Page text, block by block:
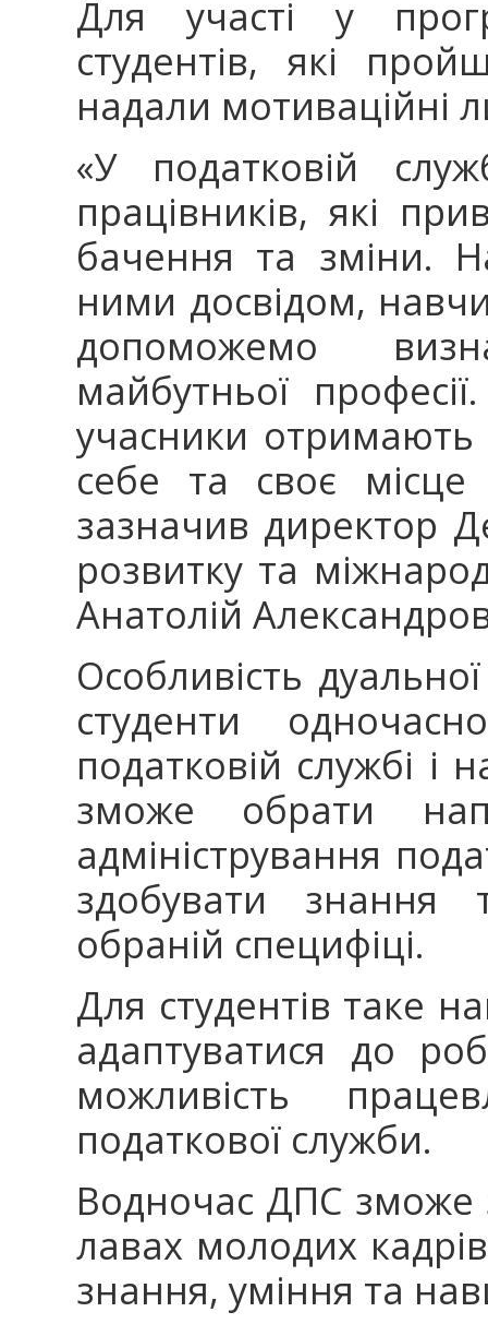
Для участі у
студентів, які
надали мотиваційні
«У податковій
працівників, які
бачення та зміни.
ними досвідом,
допоможемо
майбутньої
учасники отримають
себе та своє
зазначив директор
розвитку та
Анатолій
Особливість
студенти
податковій службі і
зможе обрати
адміністрування
здобувати знання
обраній специфіці.
Для студентів таке
адаптуватися до
можливість
податкової служби.
Водночас ДПС зможе
лавах молодих
знання, уміння та